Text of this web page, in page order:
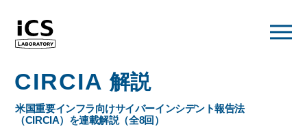
CIRCIA 解説
米国重要インフラ向けサイバーインシデント報告法
（CIRCIA）を連載解説（全8回）